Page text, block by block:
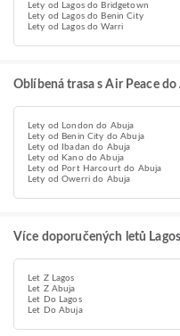
Lety od Lagos do Bridgetown
Lety od Lagos do Benin City
Lety od Lagos do Warri
Oblíbená trasa s Air Peace
Lety od London do Abuja
Lety od Benin City do Abuja
Lety od Ibadan do Abuja
Lety od Kano do Abuja
Lety od Port Harcourt do Abuja
Lety od Owerri do Abuja
Více doporučených letů
Let Z Lagos
Let Z Abuja
Let Do Lagos
Let Do Abuja